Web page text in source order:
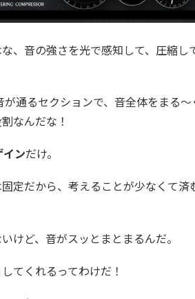
、音の強さを光で感知して、圧縮し
通るセクションで、音全体をまる〜
なんだな！
インだけ。
定だから、考えることが少なくて済
けど、音がスッとまとまるんだ。
てくれるってわけだ！